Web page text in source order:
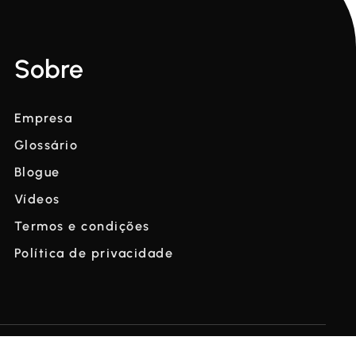
Sobre
Empresa
Glossário
Blogue
Vídeos
Termos e condições
Política de privacidade